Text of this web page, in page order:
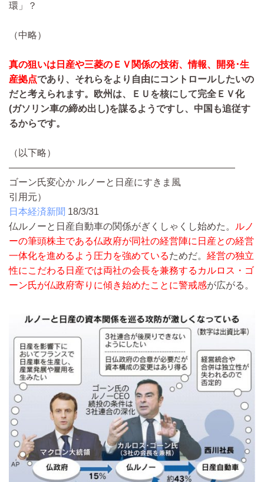
環」？
（中略）
真の狙いは日産や三菱のＥＶ関係の技術、情報、開発･生
産拠点であり、それらをより自由にコントロールしたいの
だと考えられます。欧州は、ＥＵを核にして完全ＥＶ化
(ガソリン車の締め出し)を謀るようですし、中国も追従す
るからです。
（以下略）
————————————————————————
ゴーン氏変心か ルノーと日産にすきま風
引用元）
日本経済新聞 18/3/31
仏ルノーと日産自動車の関係がぎくしゃくし始めた。
ルノ
ーの筆頭株主である仏政府が同社の経営陣に日産との経営
一体化を進めるよう圧力を強めているためだ。 経営の独立
性にこだわる日産では両社の会長を兼務するカルロス・ゴ
ーン氏が仏政府寄りに傾き始めたことに警戒感が広がる。